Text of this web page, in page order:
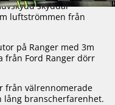
skyddar
luftströmmen från
på Ranger med 3m
från Ford Ranger dörr
från välrennomerade
lång branscherfarenhet.